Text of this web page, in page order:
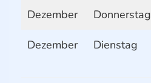
Dezember Donnerstag
Dezember Dienstag